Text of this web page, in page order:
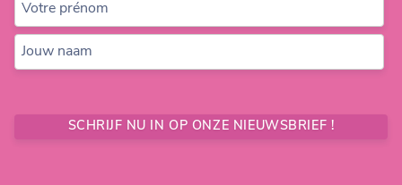
Votre prénom
Jouw naam
SCHRIJF NU IN OP ONZE NIEUWSBRIEF !